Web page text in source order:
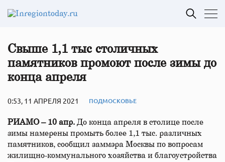
Свыше 1,1 тыс столичных
памятников промоют после зимы до
конца апреля
0:53, 11 АПРЕЛЯ 2021 ПОДМОСКОВЬЕ
РИАМО – 10 апр. До конца апреля в столице после
зимы намерены промыть более 1,1 тыс. различных
памятников, сообщил заммэра Москвы по вопросам
жилищно-коммунального хозяйства и благоустройства